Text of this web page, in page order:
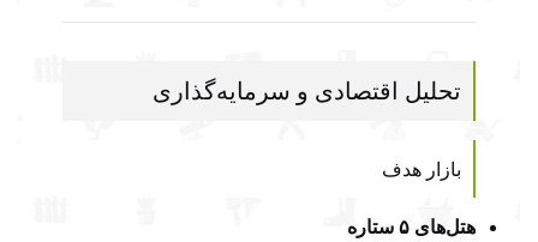
تحلیل اقتصادی و سرمایه‌گذاری
بازار هدف
هتل‌های ۵ ستاره